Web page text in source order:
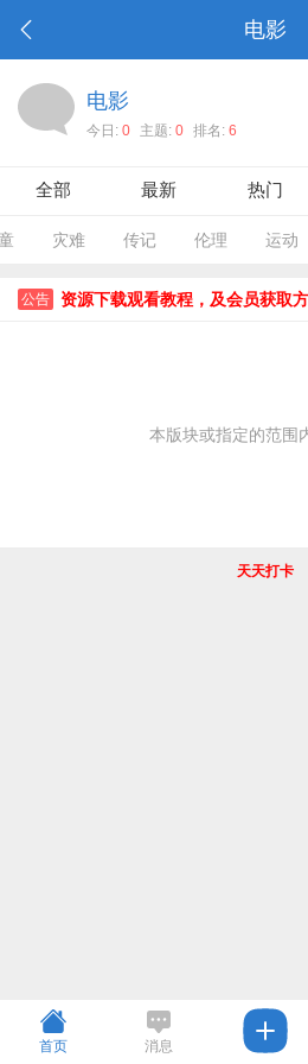
电影
电影
今日: 0 主题: 0 排名: 6
全部 最新 热门
灾难 传记 伦理 运动
公告 资源下载观看教程，及会员获取
本版块或指定的范围
天天打卡
首页 消息